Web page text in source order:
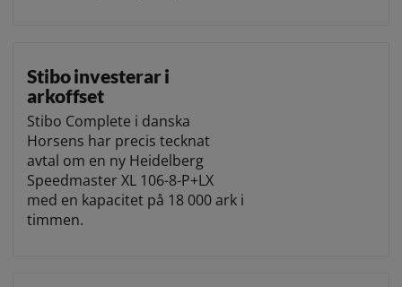
Stibo investerar i
arkoffset
Stibo Complete i danska
Horsens har precis tecknat
avtal om en ny Heidelberg
Speedmaster XL 106-8-P+LX
med en kapacitet på 18 000 ark i
timmen.